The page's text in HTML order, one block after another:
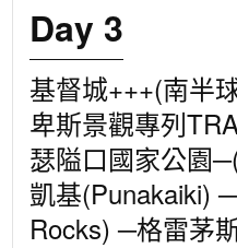
Day 3
基督城+++(南半
卑斯景觀專列
瑟隘口國家公園
凱基(Punakaiki)
Rocks) ─格雷茅